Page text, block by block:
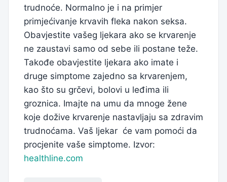
trudnoće. Normalno je i na primjer
primjećivanje krvavih fleka nakon seksa.
Obavjestite vašeg ljekara ako se krvarenje
ne zaustavi samo od sebe ili postane teže.
Takođe obavjestite ljekara ako imate i
druge simptome zajedno sa krvarenjem,
kao što su grčevi, bolovi u leđima ili
groznica. Imajte na umu da mnoge žene
koje dožive krvarenje nastavljaju sa zdravim
trudnoćama. Vaš ljekar će vam pomoći da
procjenite vaše simptome. Izvor:
healthline.com